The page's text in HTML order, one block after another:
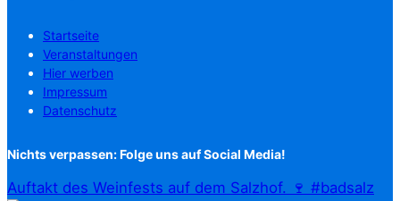
Startseite
Veranstaltungen
Hier werben
Impressum
Datenschutz
Nichts verpassen: Folge uns auf Social Media!
Auftakt des Weinfests auf dem Salzhof. 🍷 #badsalz